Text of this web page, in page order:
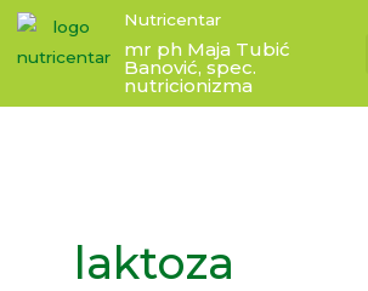
Skip
Nutricentar
mr ph Maja Tubić
Banović, spec.
nutricionizma
laktoza